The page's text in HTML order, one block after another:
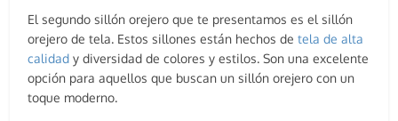
El segundo sillón orejero que te presentamos es el sillón
orejero de tela. Estos sillones están hechos detela de alta
calidad y diversidad de colores y estilos. Son una excelente
opción para aquellos que buscan un sillón orejero con un
toque moderno.